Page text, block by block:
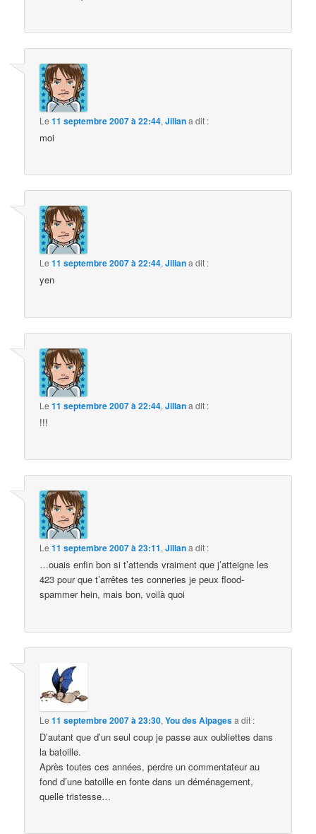
Le11 septembre 2007 à 22:44,Jiliana dit :
moi
Le11 septembre 2007 à 22:44,Jiliana dit :
yen
Le11 septembre 2007 à 22:44,Jiliana dit :
!!!
Le11 septembre 2007 à 23:11,Jiliana dit :
…ouais enfin bon si t’attends vraiment que j’atteigne les
423 pour que t’arrêtes tes conneries je peux flood-
spammer hein, mais bon, voilà quoi
Le11 septembre 2007 à 23:30,You des Alpagesa dit :
D’autant que d’un seul coup je passe aux oubliettes dans
la batoille.
Après toutes ces années, perdre un commentateur au
fond d’une batoille en fonte dans un déménagement,
quelle tristesse…